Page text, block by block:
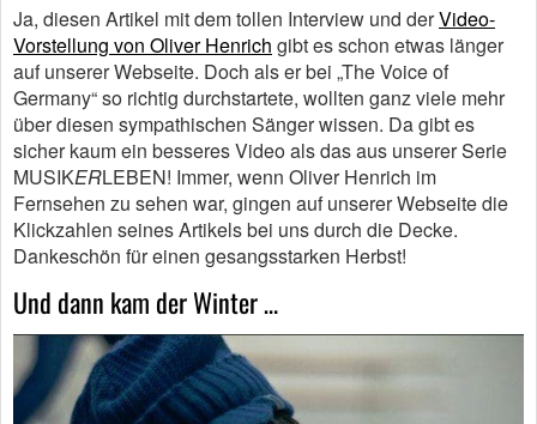
Ja, diesen Artikel mit dem tollen Interview und derVideo-
Vorstellung von Oliver Henrich gibt es schon etwas länger
auf unserer Webseite. Doch als er bei „The Voice of
Germany“ so richtig durchstartete, wollten ganz viele mehr
über diesen sympathischen Sänger wissen. Da gibt es
sicher kaum ein besseres Video als das aus unserer Serie
MUSIKERLEBEN! Immer, wenn Oliver Henrich im
Fernsehen zu sehen war, gingen auf unserer Webseite die
Klickzahlen seines Artikels bei uns durch die Decke.
Dankeschön für einen gesangsstarken Herbst!
Und dann kam der Winter …